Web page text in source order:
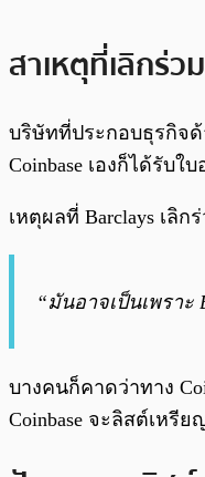
สาเหตุที่เลิกร่ว
บริษัทที่ประกอบธุรกิจด้
Coinbase เองก็ได้รับ
เหตุผลที่ Barclays เลิ
“มันอาจเป็นเพรา
บางคนก็คาดว่าทาง
Coinbase จะลิสต์เหรี